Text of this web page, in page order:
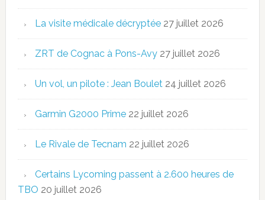
La visite médicale décryptée 27 juillet 2026
ZRT de Cognac à Pons-Avy 27 juillet 2026
Un vol, un pilote : Jean Boulet 24 juillet 2026
Garmin G2000 Prime 22 juillet 2026
Le Rivale de Tecnam 22 juillet 2026
Certains Lycoming passent à 2.600 heures de
TBO 20 juillet 2026